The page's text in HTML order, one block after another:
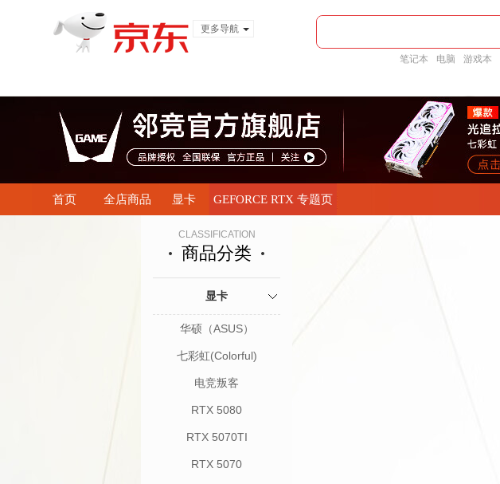
更多导航
笔记本 电脑 游戏本
首页 全店商品 显卡 GEFORCE RTX 专题页
CLASSIFICATION
商品分类
显卡
华硕（ASUS）
七彩虹(Colorful)
电竞叛客
RTX 5080
RTX 5070TI
RTX 5070